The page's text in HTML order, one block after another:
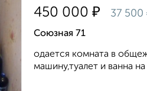
450 000 ₽ 37 500
Союзная 71
одается комната в
машину,туалет и ванна